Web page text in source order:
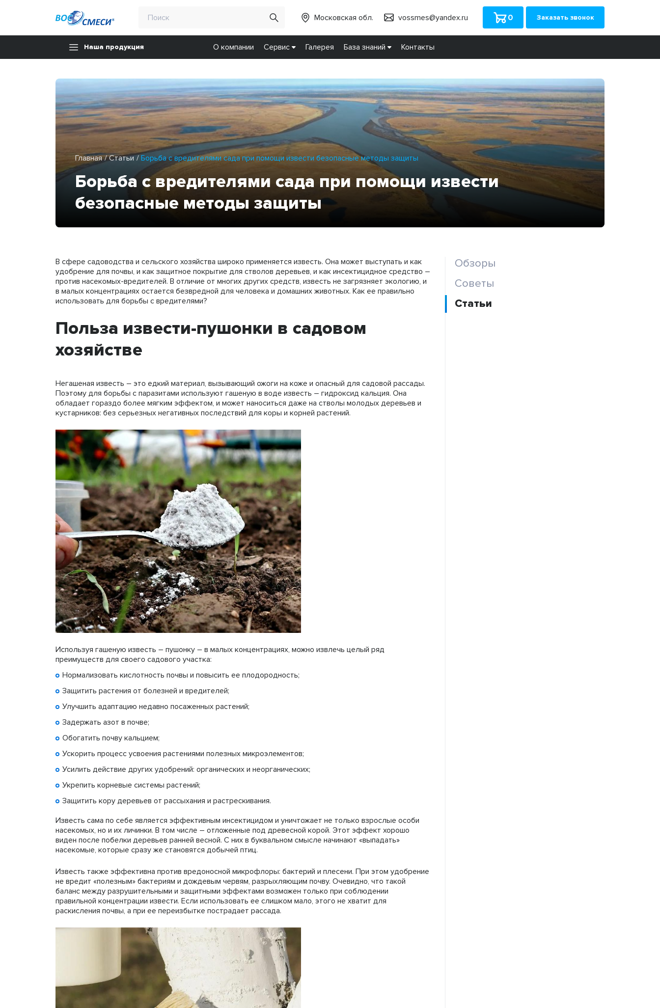
Московская обл. vossmes@yandex.ru 0 Заказать звонок
Наша продукция О компании Сервис Галерея База знаний Контакты
Главная Статьи Борьба с вредителями сада при помощи извести безопасные методы защиты
Борьба с вредителями сада при помощи извести
безопасные методы защиты
В сфере садоводства и сельского хозяйства широко применяется известь. Она может выступать и как
удобрение для почвы, и как защитное покрытие для стволов деревьев, и как инсектицидное средство –
против насекомых-вредителей. В отличие от многих других средств, известь не загрязняет экологию, и
в малых концентрациях остается безвредной для человека и домашних животных. Как ее правильно
использовать для борьбы с вредителями?
Польза извести-пушонки в садовом
хозяйстве
Негашеная известь – это едкий материал, вызывающий ожоги на коже и опасный для садовой рассады.
Поэтому для борьбы с паразитами используют гашеную в воде известь – гидроксид кальция. Она
обладает гораздо более мягким эффектом, и может наноситься даже на стволы молодых деревьев и
кустарников: без серьезных негативных последствий для коры и корней растений.
Используя гашеную известь – пушонку – в малых концентрациях, можно извлечь целый ряд
преимуществ для своего садового участка:
Нормализовать кислотность почвы и повысить ее плодородность;
Защитить растения от болезней и вредителей;
Улучшить адаптацию недавно посаженных растений;
Задержать азот в почве;
Обогатить почву кальцием;
Ускорить процесс усвоения растениями полезных микроэлементов;
Усилить действие других удобрений: органических и неорганических;
Укрепить корневые системы растений;
Защитить кору деревьев от рассыхания и растрескивания.
Известь сама по себе является эффективным инсектицидом и уничтожает не только взрослые особи
насекомых, но и их личинки. В том числе – отложенные под древесной корой. Этот эффект хорошо
виден после побелки деревьев ранней весной. С них в буквальном смысле начинают «выпадать»
насекомые, которые сразу же становятся добычей птиц.
Известь также эффективна против вредоносной микрофлоры: бактерий и плесени. При этом удобрение
не вредит «полезным» бактериям и дождевым червям, разрыхляющим почву. Очевидно, что такой
баланс между разрушительными и защитными эффектами возможен только при соблюдении
правильной концентрации извести. Если использовать ее слишком мало, этого не хватит для
раскисления почвы, а при ее переизбытке пострадает рассада.
Обзоры
Советы
Статьи